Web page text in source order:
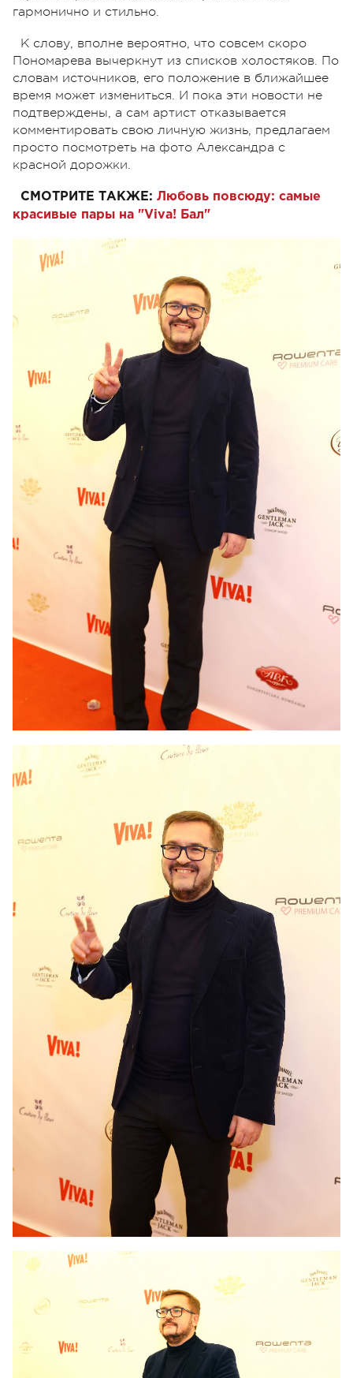
гармонично и стильно.
К слову, вполне вероятно, что совсем скоро
Пономарева вычеркнут из списков холостяков. По
словам источников, его положение в ближайшее
время может измениться. И пока эти новости не
подтверждены, а сам артист отказывается
комментировать свою личную жизнь, предлагаем
просто посмотреть на фото Александра с
красной дорожки.
СМОТРИТЕ ТАКЖЕ: Любовь повсюду: самые
красивые пары на "Viva! Бал"